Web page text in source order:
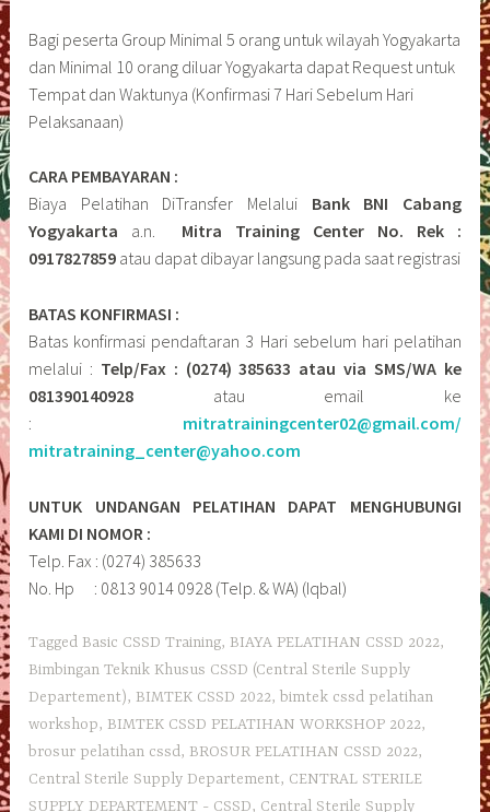
Bagi peserta Group Minimal 5 orang untuk wilayah Yogyakarta
dan Minimal 10 orang diluar Yogyakarta dapat Request untuk
Tempat dan Waktunya (Konfirmasi 7 Hari Sebelum Hari
Pelaksanaan)
CARA PEMBAYARAN :
Biaya Pelatihan DiTransfer Melalui Bank BNI Cabang
Yogyakarta a.n. Mitra Training Center No. Rek :
0917827859 atau dapat dibayar langsung pada saat registrasi
BATAS KONFIRMASI :
Batas konfirmasi pendaftaran 3 Hari sebelum hari pelatihan
melalui : Telp/Fax : (0274) 385633 atau via SMS/WA ke
081390140928 atau email ke
:
mitratrainingcenter02@gmail.com/
mitratraining_center@yahoo.com
UNTUK UNDANGAN PELATIHAN DAPAT MENGHUBUNGI
KAMI DI NOMOR :
Telp. Fax : (0274) 385633
No. Hp : 0813 9014 0928 (Telp. & WA) (Iqbal)
Tagged Basic CSSD Training, BIAYA PELATIHAN CSSD 2022,
Bimbingan Teknik Khusus CSSD (Central Sterile Supply
Departement), BIMTEK CSSD 2022, bimtek cssd pelatihan
workshop, BIMTEK CSSD PELATIHAN WORKSHOP 2022,
brosur pelatihan cssd, BROSUR PELATIHAN CSSD 2022,
Central Sterile Supply Departement, CENTRAL STERILE
SUPPLY DEPARTEMENT - CSSD, Central Sterile Supply